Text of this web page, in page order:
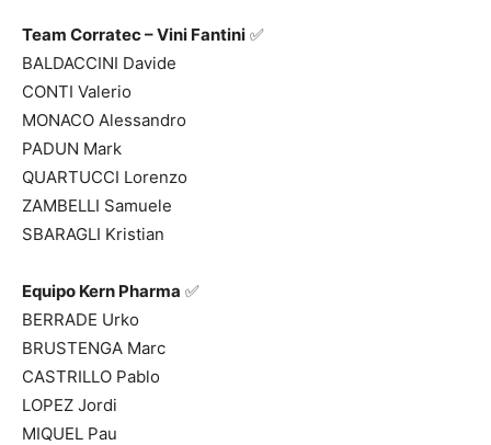
Team Corratec – Vini Fantini ✅
BALDACCINI Davide
CONTI Valerio
MONACO Alessandro
PADUN Mark
QUARTUCCI Lorenzo
ZAMBELLI Samuele
SBARAGLI Kristian
Equipo Kern Pharma ✅
BERRADE Urko
BRUSTENGA Marc
CASTRILLO Pablo
LOPEZ Jordi
MIQUEL Pau